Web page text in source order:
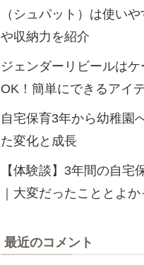
（シュパット）は使い
や収納力を紹介
ジェンダーリビールはケ
OK！簡単にできるアイ
自宅保育3年から幼稚園
た変化と成長
【体験談】3年間の自宅
｜大変だったこととよか
最近のコメント